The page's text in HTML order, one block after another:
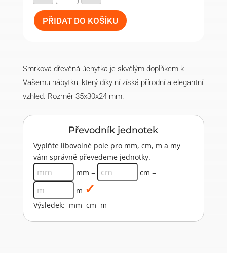
2
–
smrk
množství
PŘIDAT DO KOŠÍKU
Smrková dřevěná úchytka je skvělým doplňkem k
Vašemu nábytku, který díky ní získá přírodní a elegantní
vzhled. Rozměr 35x30x24 mm.
Převodník jednotek
Vyplňte libovolné pole pro mm, cm, m a my
vám správně převedeme jednotky.
mm =
cm =
m
Výsledek: mm cm m